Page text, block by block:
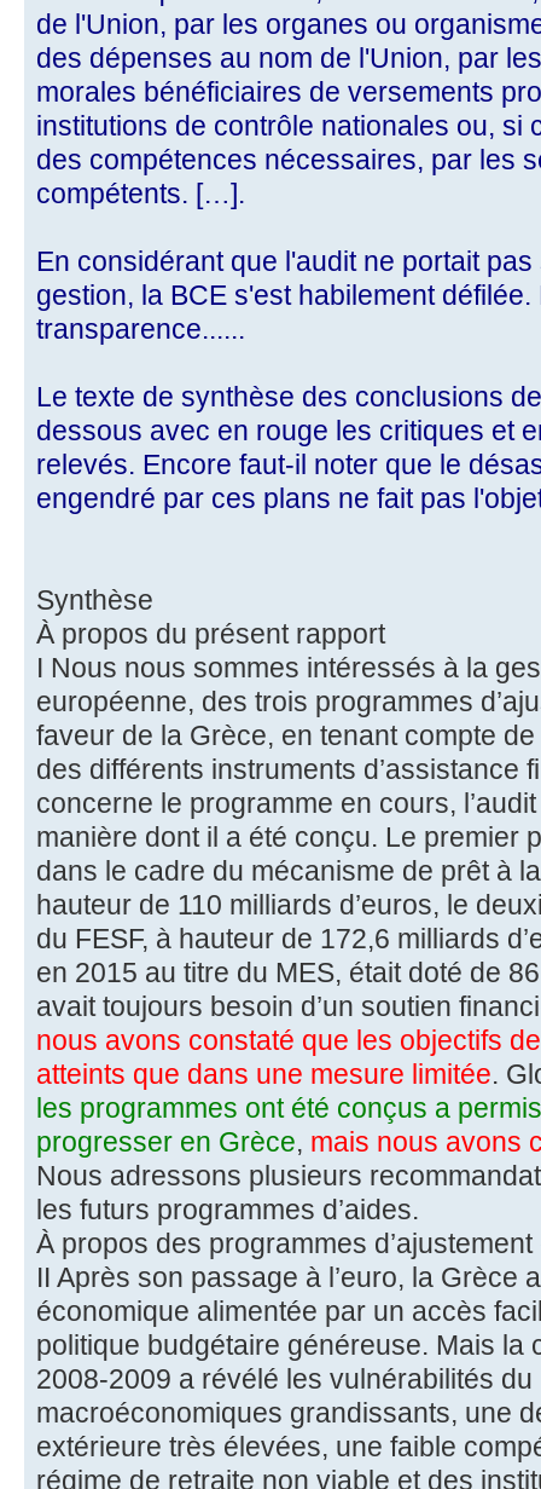
de l'Union, par les organes ou
des dépenses au nom de l'Union, par
morales bénéficiaires de versements
institutions de contrôle nationales ou, si
des compétences nécessaires, par les
compétents. […].
En considérant que l'audit ne portait
gestion, la BCE s'est habilement
transparence......
Le texte de synthèse des conclusions
dessous avec en rouge les critiques et
relevés. Encore faut-il noter que le
engendré par ces plans ne fait pas
Synthèse
À propos du présent rapport
I Nous nous sommes intéressés à la
européenne, des trois programmes
faveur de la Grèce, en tenant compte
des différents instruments d’assistance
concerne le programme en cours,
manière dont il a été conçu. Le premier
dans le cadre du mécanisme de prêt à
hauteur de 110 milliards d’euros, le
du FESF, à hauteur de 172,6 milliards
en 2015 au titre du MES, était doté de
avait toujours besoin d’un soutien
nous avons constaté que les objectifs
atteints que dans une mesure limitée.
les programmes ont été conçus a
progresser en Grèce, mais nous avons
Nous adressons plusieurs
les futurs programmes d’aides.
À propos des programmes
II Après son passage à l’euro, la Grèce
économique alimentée par un accès
politique budgétaire généreuse. Mais la
2008-2009 a révélé les vulnérabilités
macroéconomiques grandissants, une
extérieure très élevées, une faible
régime de retraite non viable et des